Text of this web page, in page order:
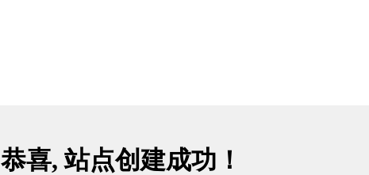
恭喜, 站点创建成功！